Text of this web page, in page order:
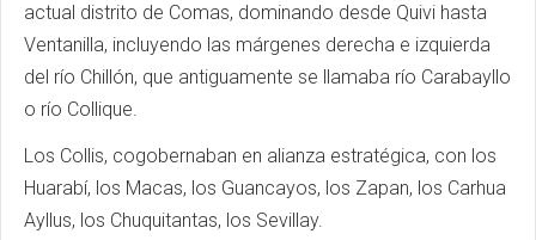
actual distrito de Comas, dominando desde Quivi hasta
Ventanilla, incluyendo las márgenes derecha e izquierda
del río Chillón, que antiguamente se llamaba río Carabayllo
o río Collique.
Los Collis, cogobernaban en alianza estratégica, con los
Huarabí, los Macas, los Guancayos, los Zapan, los Carhua
Ayllus, los Chuquitantas, los Sevillay.